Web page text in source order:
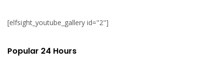
[elfsight_youtube_gallery id="2"]
Popular 24 Hours